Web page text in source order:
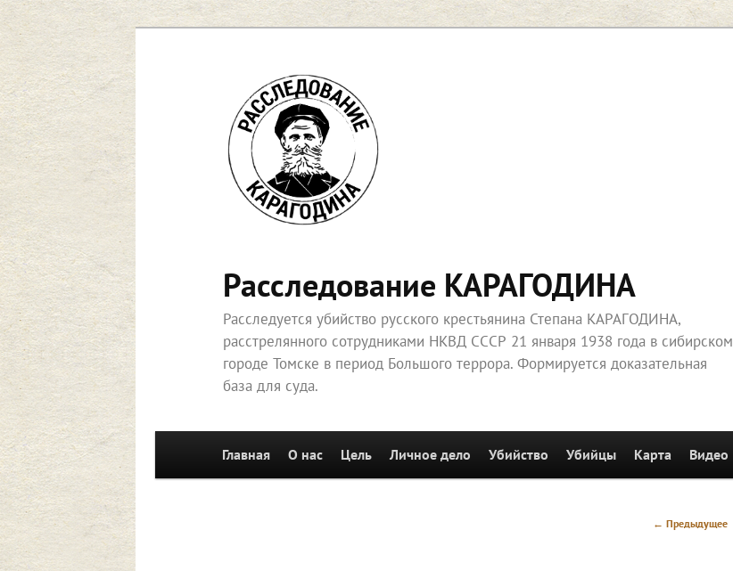
Перейти
к
основному
содержимому
Расследование КАРАГОДИНА
Расследуется убийство русского крестьянина Степана КАРАГОДИНА,
расстрелянного сотрудниками НКВД СССР 21 января 1938 года в сибирском
городе Томске в период Большого террора. Формируется доказательная
база для суда.
Перейти к основному содержимому
Главная О нас Цель Личное дело Убийство Убийцы Карта Видео
Навигация
← Предыдущее